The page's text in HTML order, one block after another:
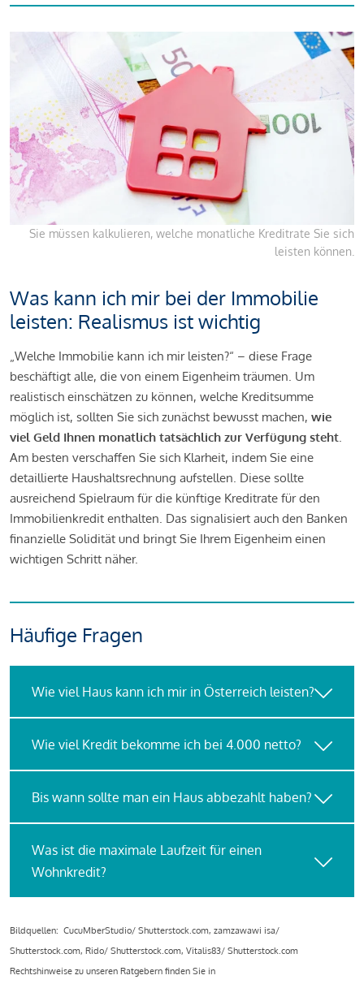
Sie müssen kalkulieren, welche monatliche Kreditrate Sie sich
leisten können.
Was kann ich mir bei der Immobilie
leisten: Realismus ist wichtig
„Welche Immobilie kann ich mir leisten?“ – diese Frage
beschäftigt alle, die von einem Eigenheim träumen. Um
realistisch einschätzen zu können, welche Kreditsumme
möglich ist, sollten Sie sich zunächst bewusst machen, wie
viel Geld Ihnen monatlich tatsächlich zur Verfügung steht.
Am besten verschaffen Sie sich Klarheit, indem Sie eine
detaillierte Haushaltsrechnung aufstellen. Diese sollte
ausreichend Spielraum für die künftige Kreditrate für den
Immobilienkredit enthalten. Das signalisiert auch den Banken
finanzielle Solidität und bringt Sie Ihrem Eigenheim einen
wichtigen Schritt näher.
Häufige Fragen
Wie viel Haus kann ich mir in Österreich leisten?
Wie viel Kredit bekomme ich bei 4.000 netto?
Bis wann sollte man ein Haus abbezahlt haben?
Was ist die maximale Laufzeit für einen
Wohnkredit?
Bildquellen: CucuMberStudio/ Shutterstock.com, zamzawawi isa/
Shutterstock.com, Rido/ Shutterstock.com, Vitalis83/ Shutterstock.com
Rechtshinweise zu unseren Ratgebern finden Sie in